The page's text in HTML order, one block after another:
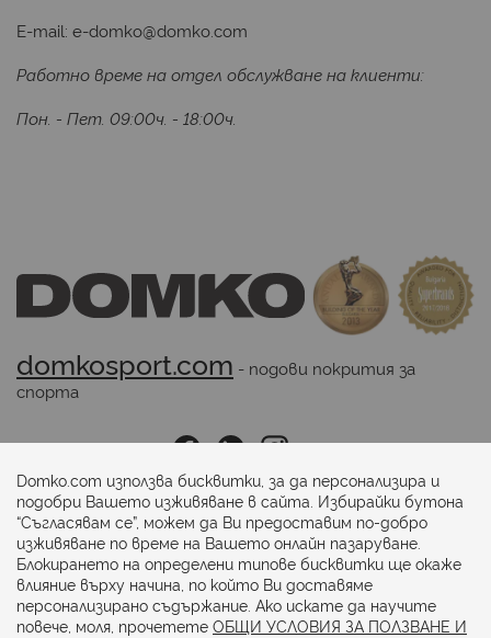
E-mail: e-domko@domko.com
Работно време на отдел обслужване на клиенти:
Пон. - Пет. 09:00ч. - 18:00ч.
domkosport.com - подови покрития за
спорта
Последвайте ни:
Начини на плащане:
Domko.com използва бисквитки, за да персонализира и
подобри Вашето изживяване в сайта. Избирайки бутона
“Съгласявам се”, можем да Ви предоставим по-добро
изживяване по време на Вашето онлайн пазаруване.
Блокирането на определени типове бисквитки ще окаже
влияние върху начина, по който Ви доставяме
персонализирано съдържание. Ако искате да научите
повече, моля, прочетете ОБЩИ УСЛОВИЯ ЗА ПОЛЗВАНЕ И